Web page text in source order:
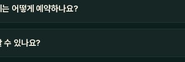
어떻게 예약하나요?
수 있나요?